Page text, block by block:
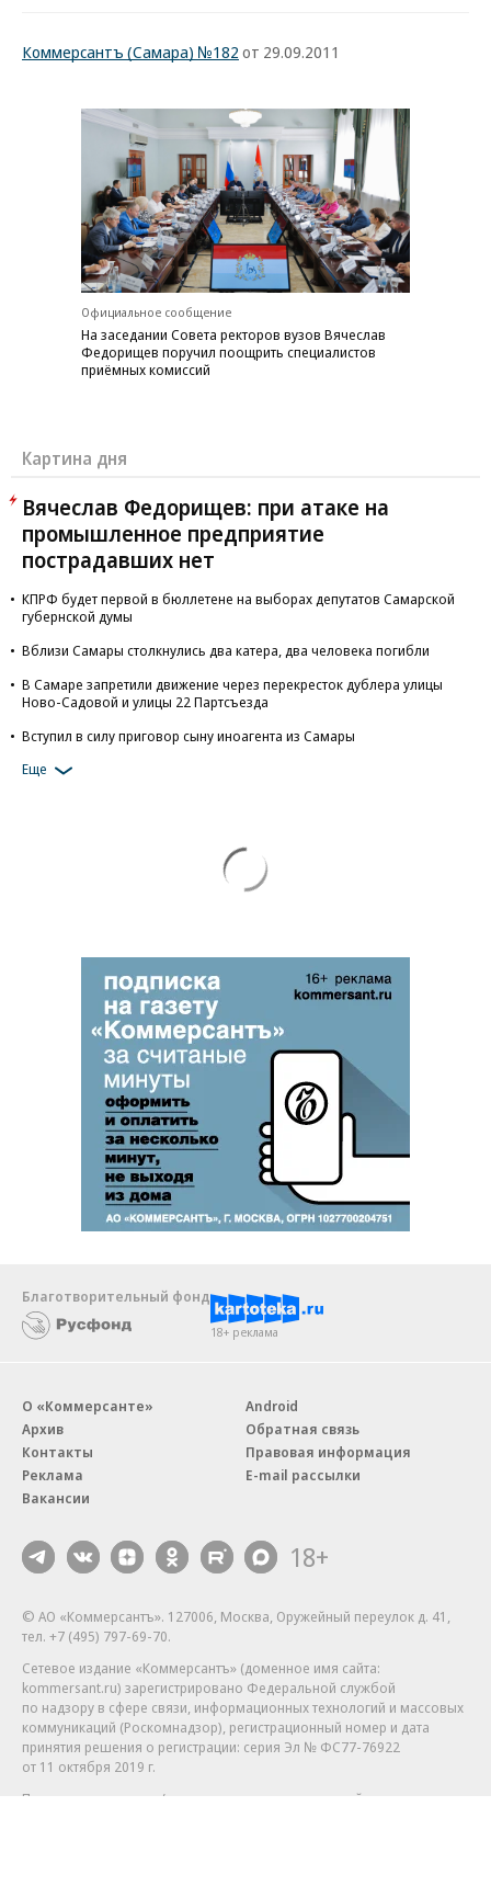
Коммерсантъ (Самара) №182 от 29.09.2011
Официальное сообщение
На заседании Совета ректоров вузов Вячеслав
Федорищев поручил поощрить специалистов
приёмных комиссий
Картина дня
Вячеслав Федорищев: при атаке на
промышленное предприятие
пострадавших нет
КПРФ будет первой в бюллетене на выборах депутатов Самарской
губернской думы
Вблизи Самары столкнулись два катера, два человека погибли
В Самаре запретили движение через перекресток дублера улицы
Ново-Садовой и улицы 22 Партсъезда
Вступил в силу приговор сыну иноагента из Самары
Еще
Благотворительный фонд
18+ реклама
О «Коммерсанте»
Архив
Контакты
Реклама
Вакансии
Android
Обратная связь
Правовая информация
E-mail рассылки
18+
© АО «Коммерсантъ». 127006, Москва, Оружейный переулок д. 41,
тел. +7 (495) 797-69-70.
Сетевое издание «Коммерсантъ» (доменное имя сайта:
kommersant.ru) зарегистрировано Федеральной службой
по надзору в сфере связи, информационных технологий и массовых
коммуникаций (Роскомнадзор), регистрационный номер и дата
принятия решения о регистрации: серия Эл № ФС77-76922
от 11 октября 2019 г.
Партнерские проекты/материалы, новости компаний, материалы